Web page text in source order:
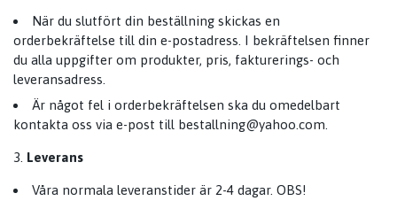
När du slutfört din beställning skickas en
orderbekräftelse till din e-postadress. I bekräftelsen finner
du alla uppgifter om produkter, pris, fakturerings- och
leveransadress.
Är något fel i orderbekräftelsen ska du omedelbart
kontakta oss via e-post till bestallning@yahoo.com
Leverans
Våra normala leveranstider är 2-4 dagar. OBS!